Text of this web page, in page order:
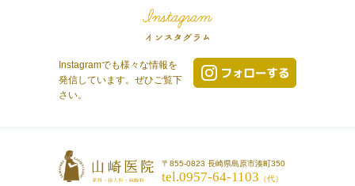
Instagramでも様々な情報を
発信しています。ぜひご覧下
さい。
〒855-0823 長崎県島原市湊町350
tel.0957-64-1103 （代）